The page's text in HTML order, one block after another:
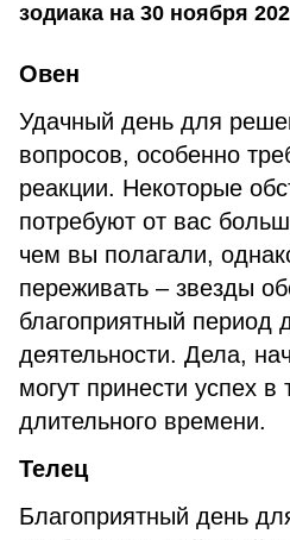
зодиака на 30 ноября
Овен
Удачный день для
вопросов, особенно
реакции. Некоторые
потребуют от вас
чем вы полагали,
переживать – звезды
благоприятный период
деятельности. Дела,
могут принести успех в
длительного времени.
Телец
Благоприятный день